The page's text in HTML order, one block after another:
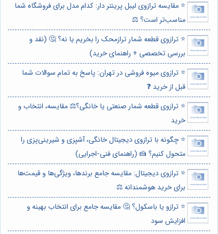
⭐️ مقایسه ترازوی لیبل پرینتر دار: کدام مدل برای فروشگاه شما
مناسب‌تر است؟ ⚖️
⭐️ ترازوی قطعه شمار ترازمحک را بخریم یا نه؟ 🤔 (نقد و
بررسی تخصصی + راهنمای خرید)
⭐️ ترازوی میوه فروشی در تهران: پاسخ به تمام سوالات شما
قبل از خرید ❓
⭐️ ترازوی قطعه شمار صنعتی یا خانگی؟⚖️ مقایسه، انتخاب و
خرید
⭐️ چگونه با ترازوی دیجیتال خانگی، آشپزی و شیرینی‌پزی را
متحول کنیم؟ 🍰 (راهنمای فنی-اجرایی)
⭐️ ترازوی دیجیتال: مقایسه جامع برندها، ویژگی‌ها و قیمت‌ها
برای خرید هوشمندانه ⚖️
⭐️ ترازو یا باسکول؟ 🤔 مقایسه جامع برای انتخاب بهینه و
افزایش سود